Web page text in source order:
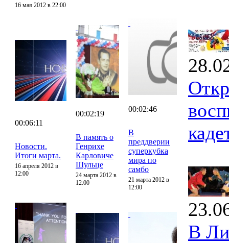
16 мая 2012 в 22:00
00:06:11
Новости.
Итоги марта.
16 апреля 2012 в
12:00
00:02:19
В память о
Генрихе
Карловиче
Шульце
24 марта 2012 в
12:00
00:02:46
В
преддверии
суперкубка
мира по
самбо
21 марта 2012 в
12:00
В